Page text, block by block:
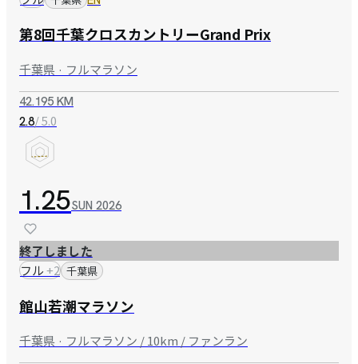
第8回千葉クロスカントリーGrand Prix
千葉県 · フルマラソン
42.195 KM
2.8/ 5.0
1.25SUN 2026
終了しました
フル+2 千葉県
館山若潮マラソン
千葉県 · フルマラソン / 10km / ファンラン